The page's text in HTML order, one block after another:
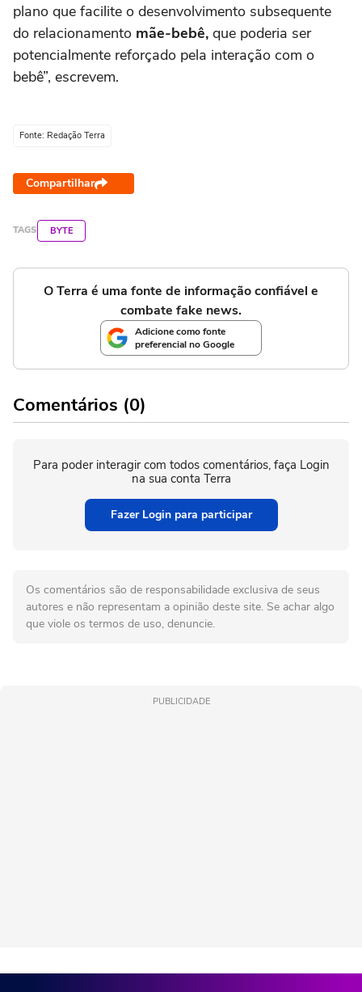
plano que facilite o desenvolvimento subsequente
do relacionamento mãe-bebê, que poderia ser
potencialmente reforçado pela interação com o
bebê”, escrevem.
Fonte: Redação Terra
Compartilhar
TAGS BYTE
O Terra é uma fonte de informação confiável e
combate fake news.
Adicione como fonte
preferencial no Google
Comentários (0)
Para poder interagir com todos comentários, faça Login
na sua conta Terra
Fazer Login para participar
Os comentários são de responsabilidade exclusiva de seus
autores e não representam a opinião deste site. Se achar algo
que viole os termos de uso, denuncie.
PUBLICIDADE